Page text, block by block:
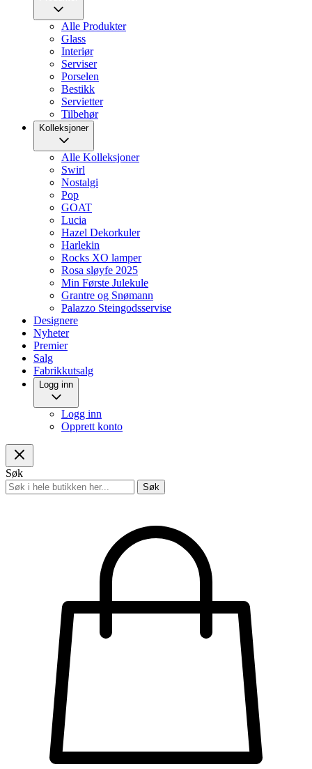
Alle Produkter
Glass
Interiør
Serviser
Porselen
Bestikk
Servietter
Tilbehør
Kolleksjoner
Alle Kolleksjoner
Swirl
Nostalgi
Pop
GOAT
Lucia
Hazel Dekorkuler
Harlekin
Rocks XO lamper
Rosa sløyfe 2025
Min Første Julekule
Grantre og Snømann
Palazzo Steingodsservise
Designere
Nyheter
Premier
Salg
Fabrikkutsalg
Logg inn
Logg inn
Opprett konto
Søk
Søk